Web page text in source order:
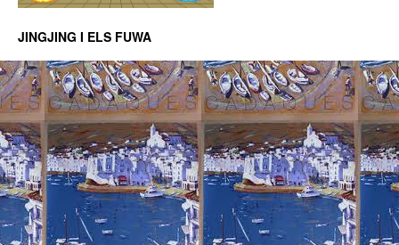
JINGJING I ELS FUWA